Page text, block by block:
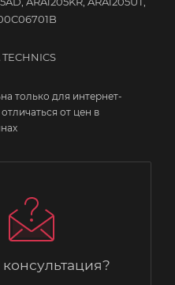
TECHNICS
только для интернет-
от цен в